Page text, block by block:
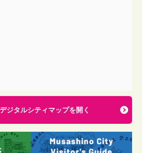
ジタルシティマップを開く